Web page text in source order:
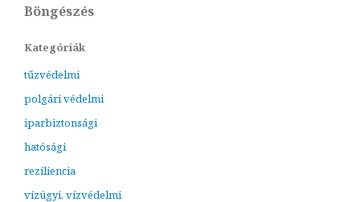
Böngészés
Kategóriák
tűzvédelmi
polgári védelmi
iparbiztonsági
hatósági
reziliencia
vízügyi, vízvédelmi